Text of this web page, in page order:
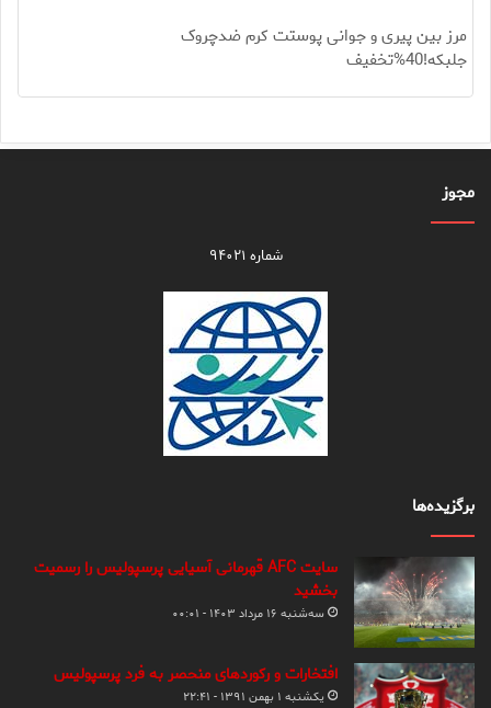
مرز بین پیری و جوانی پوستت کرم ضدچروک
جلبکه!40%تخفیف
مجوز
شماره ۹۴۰۲۱
برگزیده‌ها
سایت AFC قهرمانی آسیایی پرسپولیس را رسمیت
بخشید
سه‌شنبه ۱۶ مرداد ۱۴۰۳ - ۰۰:۰۱
افتخارات و رکوردهای منحصر به فرد پرسپولیس
یکشنبه ۱ بهمن ۱۳۹۱ - ۲۲:۴۱